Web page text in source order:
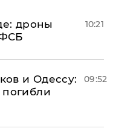
дроны
10:21
и Одессу:
09:52